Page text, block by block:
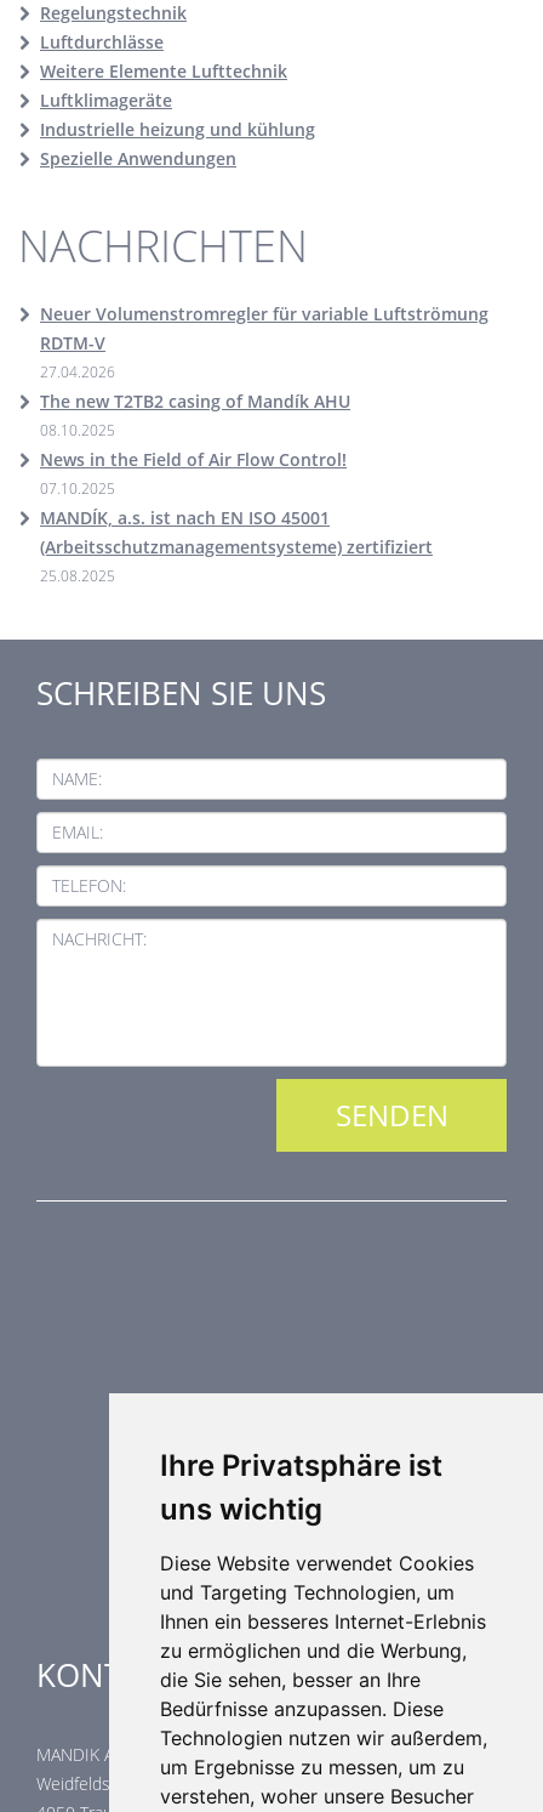
Ihre Privatsphäre ist
uns wichtig
Diese Website verwendet Cookies
und Targeting Technologien, um
Ihnen ein besseres Internet-Erlebnis
zu ermöglichen und die Werbung,
die Sie sehen, besser an Ihre
Bedürfnisse anzupassen. Diese
Technologien nutzen wir außerdem,
um Ergebnisse zu messen, um zu
verstehen, woher unsere Besucher
Regelungstechnik
Luftdurchlässe
Weitere Elemente Lufttechnik
Luftklimageräte
Industrielle heizung und kühlung
Spezielle Anwendungen
NACHRICHTEN
Neuer Volumenstromregler für variable Luftströmung
RDTM-V
27.04.2026
The new T2TB2 casing of Mandík AHU
08.10.2025
News in the Field of Air Flow Control!
07.10.2025
MANDÍK, a.s. ist nach EN ISO 45001
(Arbeitsschutzmanagementsysteme) zertifiziert
25.08.2025
SCHREIBEN SIE UNS
NAME:
EMAIL:
TELEFON:
NACHRICHT:
Regelungstechnik
Weitere Elemente Lufttechnik
Industrielle heizung und kühlung
KONTAKTE
MANDIK Austria GmbH
Weidfeldstraße 117/1/14